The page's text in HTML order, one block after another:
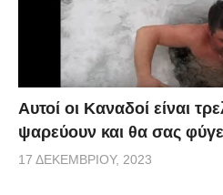
Αυτοί οι Καναδοί είναι
ψαρεύουν και θα σας
17 ΔΕΚΕΜΒΡΊΟΥ, 2023